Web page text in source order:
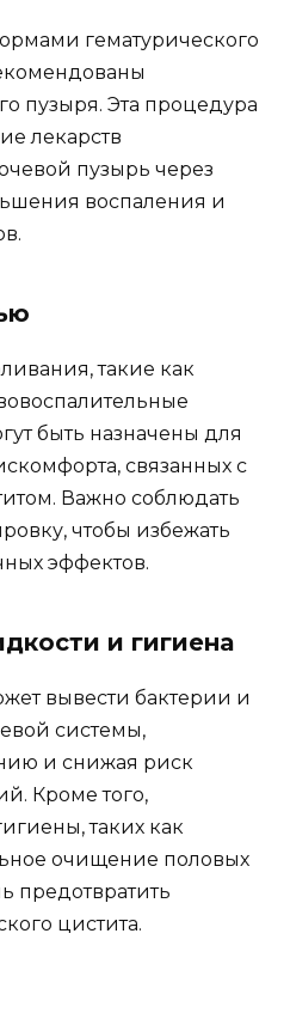
гематурического
пузыря. Эта процедура
лекарств
пузырь через
воспаления и
такие как
быть назначены для
связанных с
Важно соблюдать
чтобы избежать
эффектов.
и гигиена
вывести бактерии и
системы,
и снижая риск
Кроме того,
таких как
очищение половых
предотвратить
цистита.